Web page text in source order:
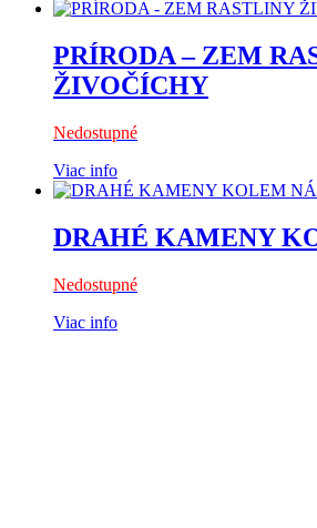
PRÍRODA – ZEM
ŽIVOČÍCHY
Nedostupné
Viac info
DRAHÉ KAMENY
Nedostupné
Viac info